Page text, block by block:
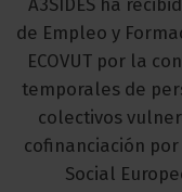
A3SIDES ha
de Empleo y
ECOVUT por la
temporales de
colectivos
cofinanciación
Social